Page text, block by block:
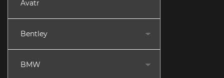
Avatr
Bentley
BMW